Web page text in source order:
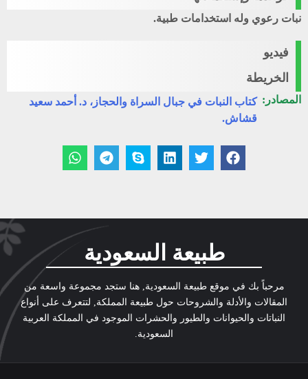
نبات رعوي وله استخدامات طبية.
فيديو
الخريطة
المصادر: كتاب النبات في جبال السراة والحجاز، د. أحمد سعيد
قشاش.
طبيعة السعودية
مرحباً بك في موقع طبيعة السعودية, هنا ستجد مجموعة واسعة من
المقالات والأدلة والشروحات حول طبيعة المملكة, لتتعرف على أنواع
النباتات والحيوانات والطيور والحشرات الموجود في المملكة العربية
السعودية.